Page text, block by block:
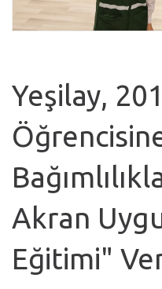
Yeşilay,
Akran
Eğitimi"